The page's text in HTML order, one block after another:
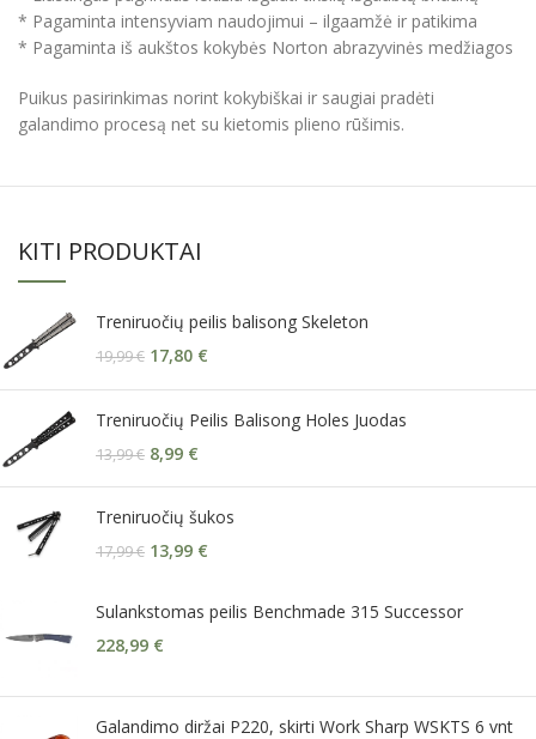
* Pagaminta intensyviam naudojimui – ilgaamžė ir patikima
* Pagaminta iš aukštos kokybės Norton abrazyvinės medžiagos
Puikus pasirinkimas norint kokybiškai ir saugiai pradėti
galandimo procesą net su kietomis plieno rūšimis.
KITI PRODUKTAI
Treniruočių peilis balisong Skeleton
19,99€ 17,80 €
Treniruočių Peilis Balisong Holes Juodas
13,99€ 8,99 €
Treniruočių šukos
17,99€ 13,99 €
Sulankstomas peilis Benchmade 315 Successor
228,99 €
Galandimo diržai P220, skirti Work Sharp WSKTS 6 vnt